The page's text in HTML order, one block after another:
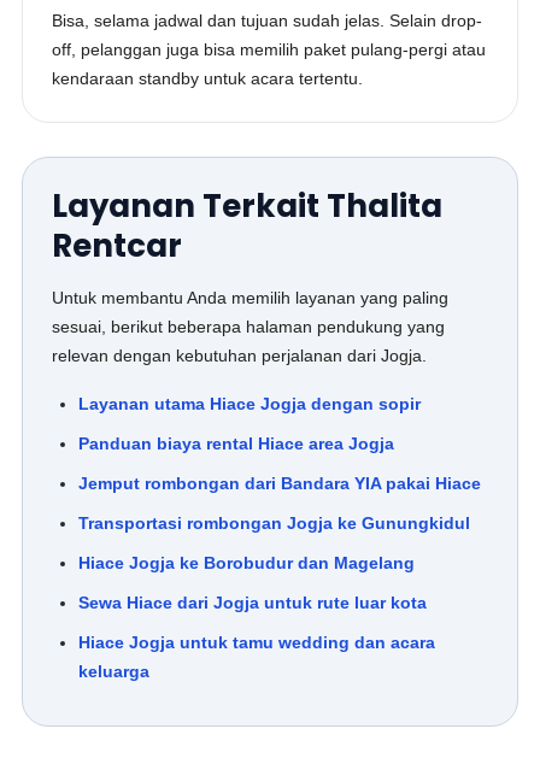
Bisa, selama jadwal dan tujuan sudah jelas. Selain drop-
off, pelanggan juga bisa memilih paket pulang-pergi atau
kendaraan standby untuk acara tertentu.
Layanan Terkait Thalita
Rentcar
Untuk membantu Anda memilih layanan yang paling
sesuai, berikut beberapa halaman pendukung yang
relevan dengan kebutuhan perjalanan dari Jogja.
Layanan utama Hiace Jogja dengan sopir
Panduan biaya rental Hiace area Jogja
Jemput rombongan dari Bandara YIA pakai Hiace
Transportasi rombongan Jogja ke Gunungkidul
Hiace Jogja ke Borobudur dan Magelang
Sewa Hiace dari Jogja untuk rute luar kota
Hiace Jogja untuk tamu wedding dan acara
keluarga